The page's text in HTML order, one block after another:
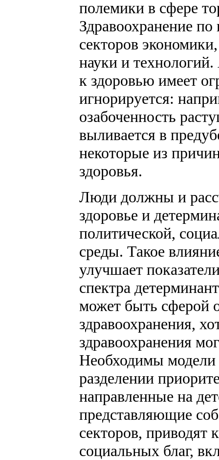
полемики в сфере
Здравоохранение
секторов
науки и
к здоровью имеет
игнорируется:
озабоченность
выливается в
некоторые из
здоровья.
Люди должны и
здоровье и
политической,
среды. Такое
улучшает
спектра
может быть сферой
здравоохранения,
здравоохранения
Необходимы модели
разделении
направленные на
представляющие
секторов,
социальных благ,